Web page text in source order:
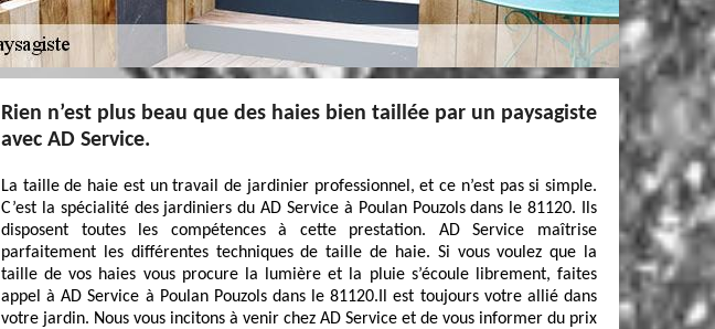
Rien n’est plus beau que des haies bien taillée par un paysagiste
avec AD Service.
La taille de haie est un travail de jardinier professionnel, et ce n’est pas si simple.
C’est la spécialité des jardiniers du AD Service à Poulan Pouzols dans le 81120. Ils
disposent toutes les compétences à cette prestation. AD Service maîtrise
parfaitement les différentes techniques de taille de haie. Si vous voulez que la
taille de vos haies vous procure la lumière et la pluie s’écoule librement, faites
appel à AD Service à Poulan Pouzols dans le 81120.Il est toujours votre allié dans
votre jardin. Nous vous incitons à venir chez AD Service et de vous informer du prix